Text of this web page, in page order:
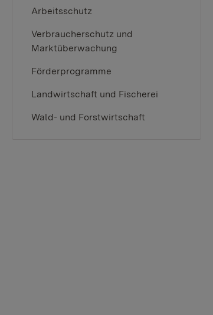
Arbeitsschutz
Verbraucherschutz und
Marktüberwachung
Förderprogramme
Landwirtschaft und Fischerei
Wald- und Forstwirtschaft